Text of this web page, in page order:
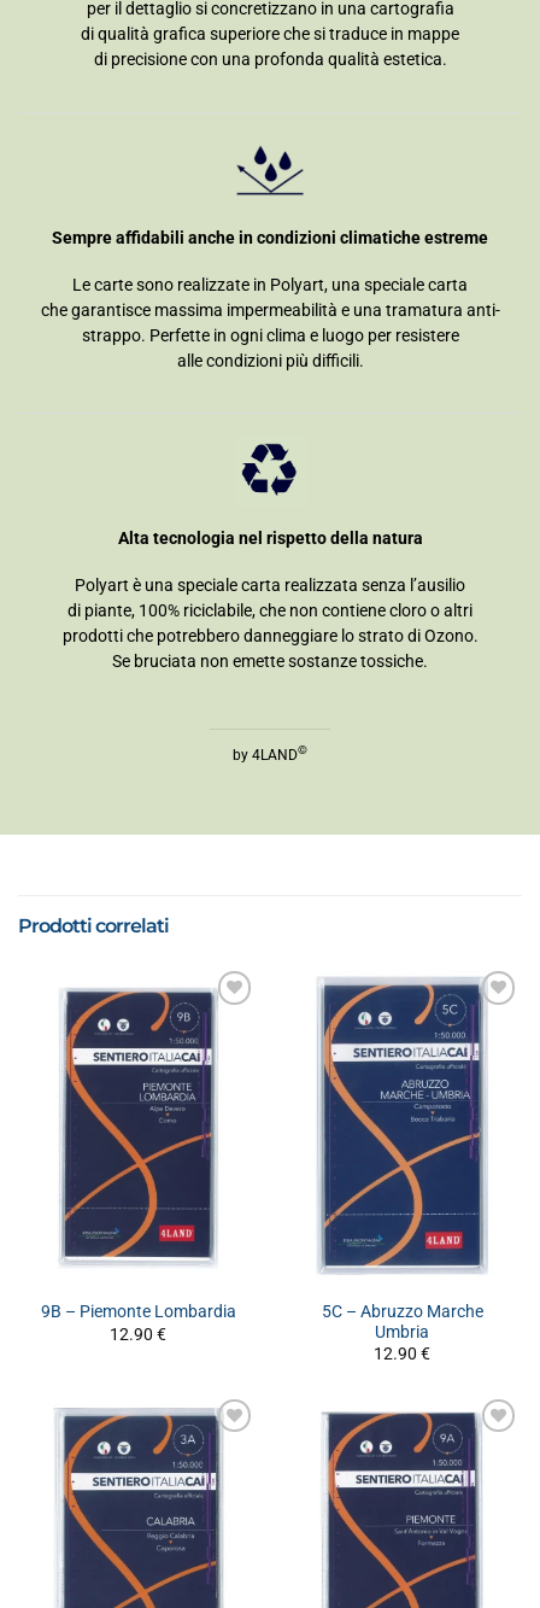
per il dettaglio si concretizzano in una cartografia
di qualità grafica superiore che si traduce in mappe
di precisione con una profonda qualità estetica.
Sempre affidabili anche in condizioni climatiche estreme
Le carte sono realizzate in Polyart, una speciale carta
che garantisce massima impermeabilità e una tramatura anti-
strappo. Perfette in ogni clima e luogo per resistere
alle condizioni più difficili.
Alta tecnologia nel rispetto della natura
Polyart è una speciale carta realizzata senza l’ausilio
di piante, 100% riciclabile, che non contiene cloro o altri
prodotti che potrebbero danneggiare lo strato di Ozono.
Se bruciata non emette sostanze tossiche.
by 4LAND©
Prodotti correlati
9B – Piemonte Lombardia
12.90 €
5C – Abruzzo Marche
Umbria
12.90 €